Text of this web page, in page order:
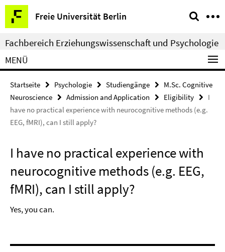
Springe
direkt
zu
Inhalt
Freie Universität Berlin
Service-
Navigation
Fachbereich Erziehungswissenschaft und Psychologie
MENÜ
Startseite Psychologie Studiengänge
M.Sc. Cognitive
Neuroscience
Admission and Application Eligibility
I
have no practical experience with neurocognitive methods (e.g.
EEG, fMRI), can I still apply?
I have no practical experience with
neurocognitive methods (e.g. EEG,
fMRI), can I still apply?
Yes, you can.